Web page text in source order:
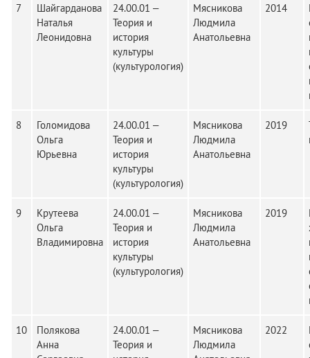
7
Шайгарданова
Наталья
Леонидовна
24.00.01 –
Теория и
история
культуры
(культурология)
Мясникова
Людмила
Анатольевна
2014
8
Голомидова
Ольга
Юрьевна
24.00.01 –
Теория и
история
культуры
(культурология)
Мясникова
Людмила
Анатольевна
2019
9
Крутеева
Ольга
Владимировна
24.00.01 –
Теория и
история
культуры
(культурология)
Мясникова
Людмила
Анатольевна
2019
10
Полякова
Анна
24.00.01 –
Теория и
Мясникова
Людмила
2022